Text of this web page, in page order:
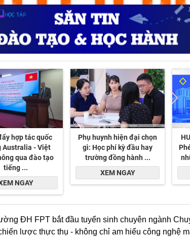
ĐH FPT bắt đầu tuyển sinh chuyên ngành
lược thực thụ - không chỉ am hiểu công nghệ